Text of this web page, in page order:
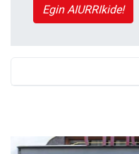
Egin AIURRIkide!